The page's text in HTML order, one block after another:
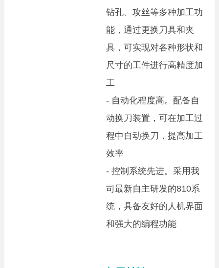
钻孔、攻丝等多种加工功
能，通过更换刀具和夹
具，可实现对各种形状和
尺寸的工件进行高精度加
工
- 自动化程度高。配备自
动换刀装置，可在加工过
程中自动换刀， 提高加工
效率
- 控制系统先进。采用我
司最新自主研发的810系
统，具备友好的人机界面
和强大的编程功能